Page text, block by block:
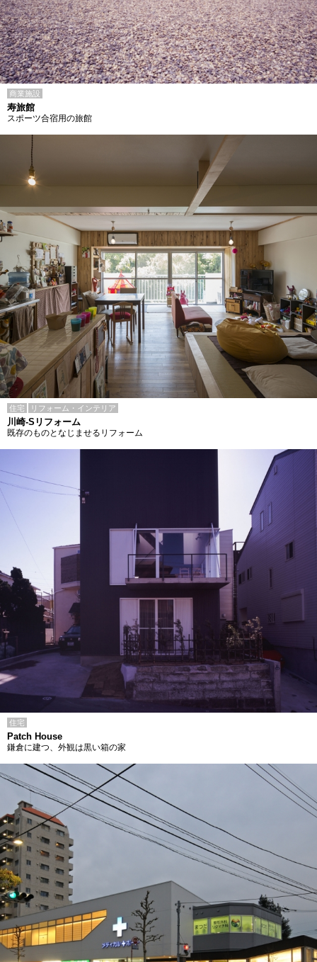
商業施設
寿旅館
スポーツ合宿用の旅館
住宅 リフォーム・インテリア
川崎-Sリフォーム
既存のものとなじませるリフォーム
住宅
Patch House
鎌倉に建つ、外観は黒い箱の家